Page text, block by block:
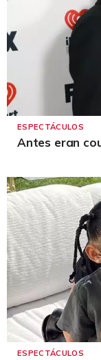
ESPECTÁCULOS
Antes eran
ESPECTÁCULOS